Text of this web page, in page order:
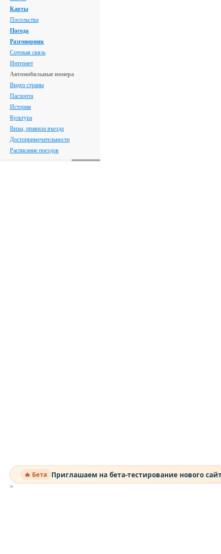
Карты
Посольства
Погода
Разговорник
Сотовая связь
Интернет
Автомобильные номера
Видео страны
Паспорта
История
Культура
Визы, правила въезда
Достопримечательности
Расписание поездов
🔥 Бета Приглашаем на бета-тестирование нового
>